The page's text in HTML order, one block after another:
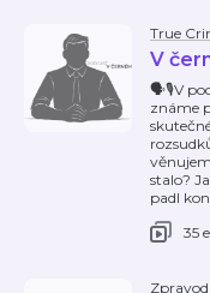
True
V
🗣️🎙️V
známe
stalo?
padl
35